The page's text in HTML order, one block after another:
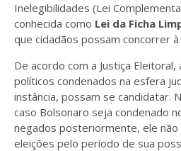
Inelegibilidades (Lei
conhecida como Lei da Ficha
que cidadãos possam concorrer
De acordo com a Justiça
políticos condenados na esfera
instância, possam se candidatar.
caso Bolsonaro seja condenado
negados posteriormente, ele
eleições pelo período de sua